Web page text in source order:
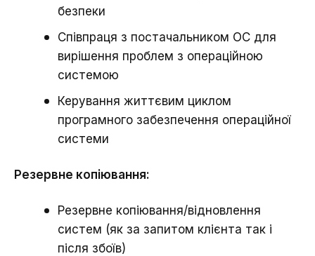
безпеки
Співпраця з постачальником ОС для
вирішення проблем з операційною
системою
Керування життєвим циклом
програмного забезпечення операційної
системи
Резервне копіювання:
Резервне копіювання/відновлення
систем (як за запитом клієнта так і
після збоїв)